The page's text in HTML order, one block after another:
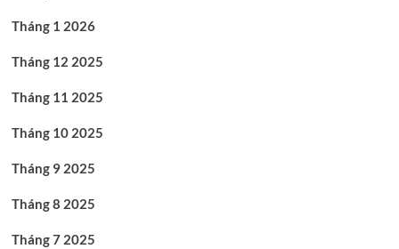
Tháng 1 2026
Tháng 12 2025
Tháng 11 2025
Tháng 10 2025
Tháng 9 2025
Tháng 8 2025
Tháng 7 2025